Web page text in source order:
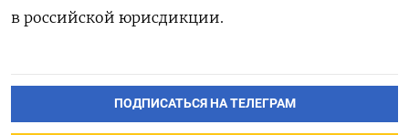
в российской юрисдикции.
ПОДПИСАТЬСЯ НА ТЕЛЕГРАМ